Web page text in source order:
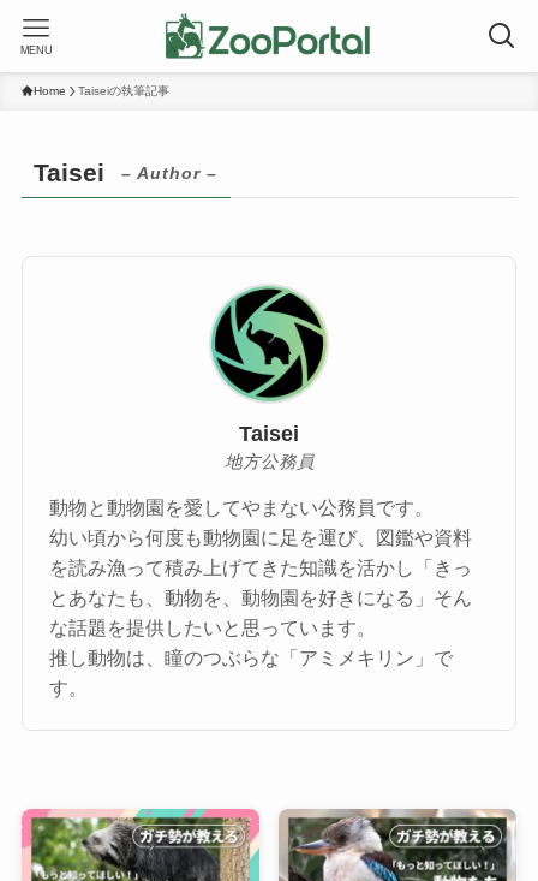
MENU
Home Taiseiの執筆記事
Taisei – Author –
Taisei
地方公務員
動物と動物園を愛してやまない公務員です。
幼い頃から何度も動物園に足を運び、図鑑や資料
を読み漁って積み上げてきた知識を活かし「きっ
とあなたも、動物を、動物園を好きになる」そん
な話題を提供したいと思っています。
推し動物は、瞳のつぶらな「アミメキリン」で
す。